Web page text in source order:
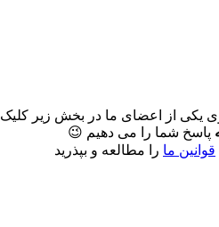
یکی از اعضای ما در بخش زیر کلیک
پاسخ شما را می دهیم 😉
قوانین ما را مطالعه و بپذرید